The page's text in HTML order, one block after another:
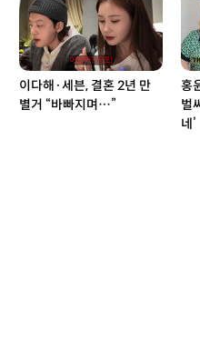
이다해·세븐, 결혼 2년 만
별거 “바빠지며…”
홍
벌
네’